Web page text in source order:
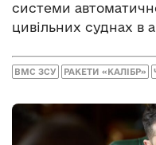
системи
цивільних суднах в
ВМС ЗСУ РАКЕТИ «КАЛІБР»